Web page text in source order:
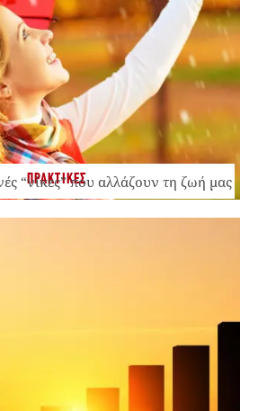
ΠΡΑΚΤΙΚΕΣ
“νίκες” που αλλάζουν τη ζωή μας